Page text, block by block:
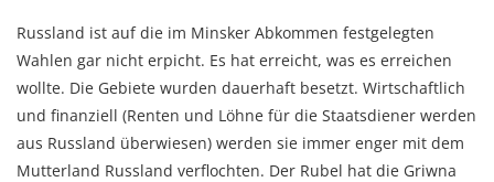
Russland ist auf die im Minsker Abkommen festgelegten
Wahlen gar nicht erpicht. Es hat erreicht, was es erreichen
wollte. Die Gebiete wurden dauerhaft besetzt. Wirtschaftlich
und finanziell (Renten und Löhne für die Staatsdiener werden
aus Russland überwiesen) werden sie immer enger mit dem
Mutterland Russland verflochten. Der Rubel hat die Griwna